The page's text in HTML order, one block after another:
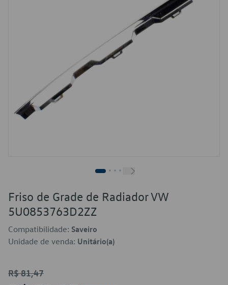
Friso de Grade de Radiador VW
5U0853763D2ZZ
Compatibilidade: Saveiro
Unidade de venda: Unitário(a)
R$ 81,47